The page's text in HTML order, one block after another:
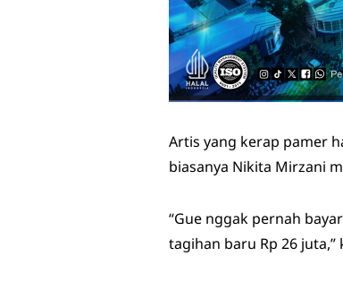
Artis yang kerap pamer
biasanya Nikita Mirzani
“Gue nggak pernah
tagihan baru Rp 26